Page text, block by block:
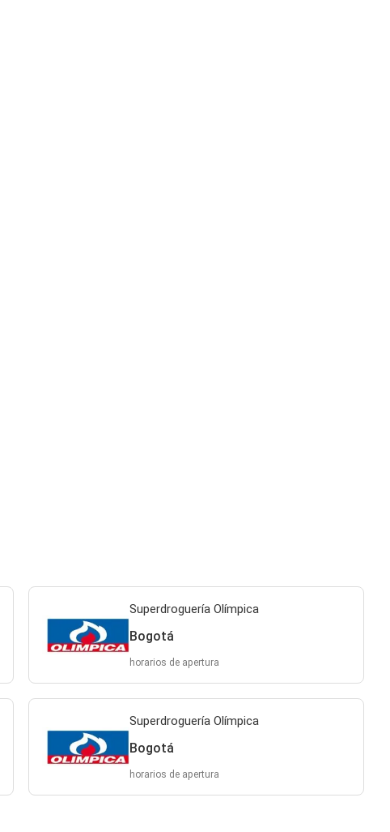
Superdroguería Olímpica
Bogotá
horarios de apertura
Superdroguería Olímpica
Bogotá
horarios de apertura